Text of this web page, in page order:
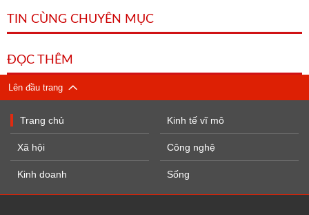
TIN CÙNG CHUYÊN MỤC
ĐỌC THÊM
Lên đầu trang
Trang chủ
Xã hội
Kinh doanh
Kinh tế vĩ mô
Công nghệ
Sống